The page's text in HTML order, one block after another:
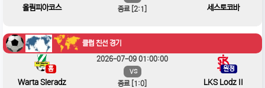
올림피아코스 종료 [2:1] 세스토코바
클럽 친선 경기
홈
Warta Sieradz
2026-07-09 01:00:00
VS
종료 [1:0]
원정
LKS Lodz II